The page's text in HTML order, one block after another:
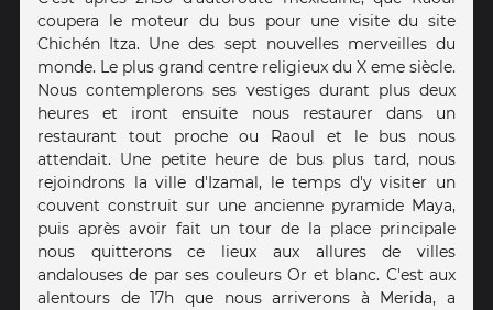
coupera le moteur du bus pour une visite du site
Chichén Itza. Une des sept nouvelles merveilles du
monde. Le plus grand centre religieux du X eme siècle.
Nous contemplerons ses vestiges durant plus deux
heures et iront ensuite nous restaurer dans un
restaurant tout proche ou Raoul et le bus nous
attendait. Une petite heure de bus plus tard, nous
rejoindrons la ville d'Izamal, le temps d'y visiter un
couvent construit sur une ancienne pyramide Maya,
puis après avoir fait un tour de la place principale
nous quitterons ce lieux aux allures de villes
andalouses de par ses couleurs Or et blanc. C'est aux
alentours de 17h que nous arriverons à Merida, a